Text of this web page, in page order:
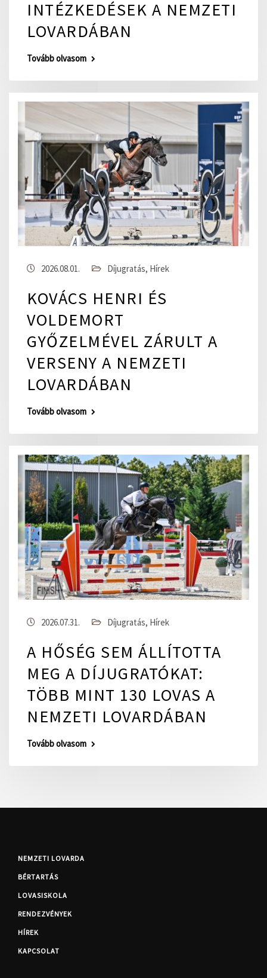
INTÉZKEDÉSEK A NEMZETI
LOVARDÁBAN
Tovább olvasom
2026.08.01. Díjugratás, Hírek
KOVÁCS HENRI ÉS
VOLDEMORT
GYŐZELMÉVEL ZÁRULT A
VERSENY A NEMZETI
LOVARDÁBAN
Tovább olvasom
2026.07.31. Díjugratás, Hírek
A HŐSÉG SEM ÁLLÍTOTTA
MEG A DÍJUGRATÓKAT:
TÖBB MINT 130 LOVAS A
NEMZETI LOVARDÁBAN
Tovább olvasom
NEMZETI LOVARDA
BÉRTARTÁS
LOVASISKOLA
RENDEZVÉNYEK
HÍREK
KAPCSOLAT